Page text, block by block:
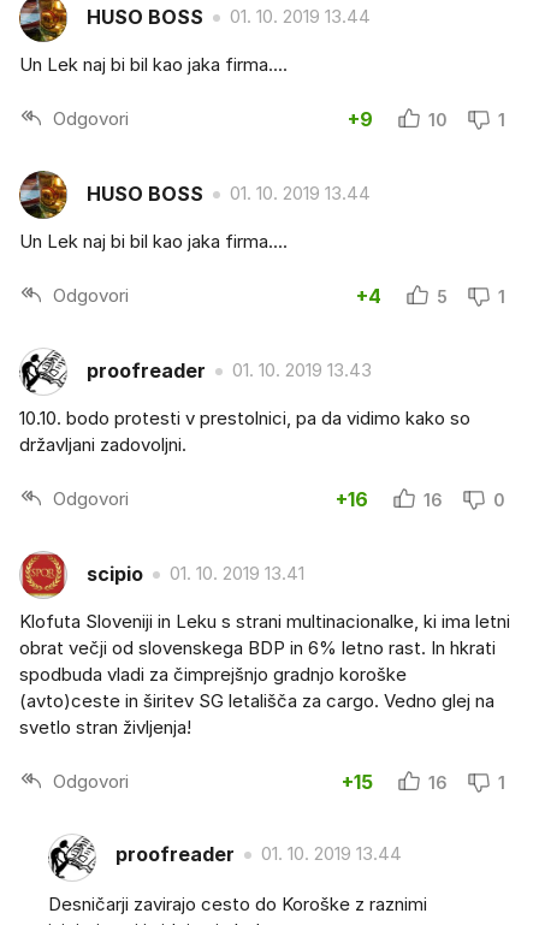
HUSO BOSS 01. 10. 2019 13.44
Un Lek naj bi bil kao jaka firma....
Odgovori +9 10 1
HUSO BOSS 01. 10. 2019 13.44
Un Lek naj bi bil kao jaka firma....
Odgovori +4 5 1
proofreader 01. 10. 2019 13.43
10.10. bodo protesti v prestolnici, pa da vidimo kako so
državljani zadovoljni.
Odgovori +16 16 0
scipio 01. 10. 2019 13.41
Klofuta Sloveniji in Leku s strani multinacionalke, ki ima letni
obrat večji od slovenskega BDP in 6% letno rast. In hkrati
spodbuda vladi za čimprejšnjo gradnjo koroške
(avto)ceste in širitev SG letališča za cargo. Vedno glej na
svetlo stran življenja!
Odgovori +15 16 1
proofreader 01. 10. 2019 13.44
Desničarji zavirajo cesto do Koroške z raznimi